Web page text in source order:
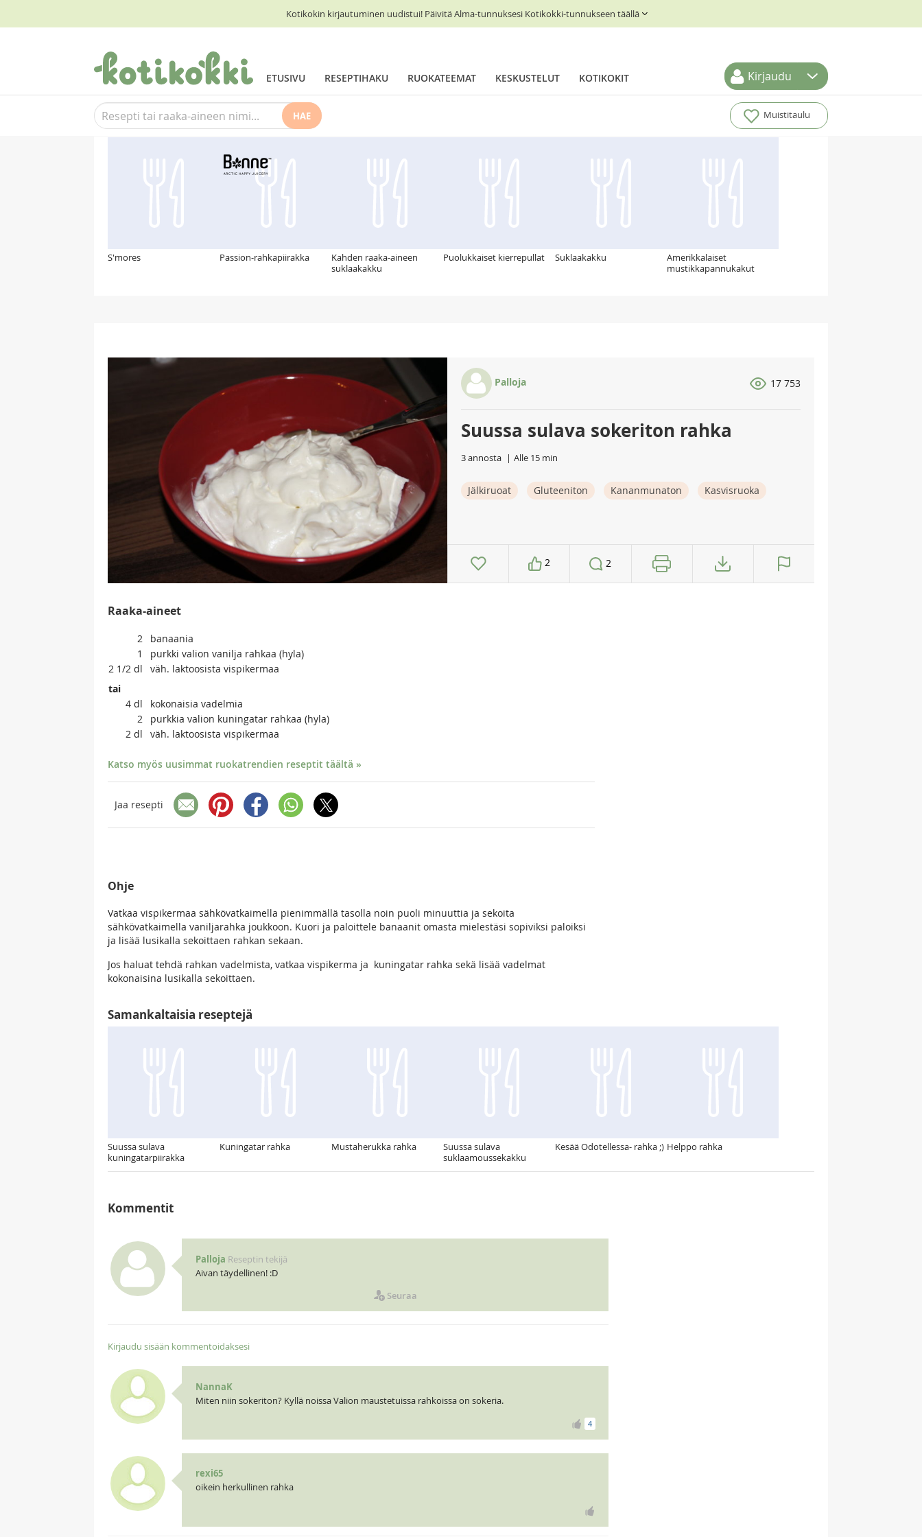
Kotikokin kirjautuminen uudistui! Päivitä Alma-tunnuksesi Kotikokki-tunnukseen täällä
ETUSIVU RESEPTIHAKU RUOKATEEMAT KESKUSTELUT KOTIKOKIT Kirjaudu
HAE Muistitaulu
Suosittelemme myös
S'mores Passion-rahkapiirakka
Kahden raaka-aineen
suklaakakku
Puolukkaiset kierrepullat Suklaakakku
Amerikkalaiset
mustikkapannukakut
Palloja 17 753
Suussa sulava sokeriton rahka
3 annosta Alle 15 min
Jälkiruoat Gluteeniton Kananmunaton Kasvisruoka
2 2
Raaka-aineet
2
banaania
1
purkki valion vanilja rahkaa (hyla)
2 1/2 dl
väh. laktoosista vispikermaa
tai
4 dl
kokonaisia vadelmia
2
purkkia valion kuningatar rahkaa (hyla)
2 dl
väh. laktoosista vispikermaa
Katso myös uusimmat ruokatrendien reseptit täältä »
Jaa resepti
Ohje
Vatkaa vispikermaa sähkövatkaimella pienimmällä tasolla noin puoli minuuttia ja sekoita
sähkövatkaimella vaniljarahka joukkoon. Kuori ja paloittele banaanit omasta mielestäsi sopiviksi paloiksi
ja lisää lusikalla sekoittaen rahkan sekaan.
Jos haluat tehdä rahkan vadelmista, vatkaa vispikerma ja kuningatar rahka sekä lisää vadelmat
kokonaisina lusikalla sekoittaen.
Samankaltaisia reseptejä
Suussa sulava
kuningatarpiirakka
Kuningatar rahka Mustaherukka rahka
Suussa sulava
suklaamoussekakku
Kesää Odotellessa- rahka ;) Helppo rahka
Kommentit
Palloja Reseptin tekijä
Aivan täydellinen! :D
Seuraa
Kirjaudu sisään kommentoidaksesi
NannaK
Miten niin sokeriton? Kyllä noissa Valion maustetuissa rahkoissa on sokeria.
4
rexi65
oikein herkullinen rahka